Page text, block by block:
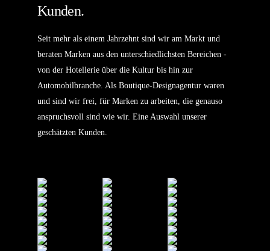
Kunden.
Seit mehr als einem Jahrzehnt sind wir am Markt und
beraten Marken aus den unterschiedlichsten Bereichen -
von der Hotellerie über die Kultur bis hin zur
Automobilbranche. Als Boutique-Designagentur waren
und sind wir frei, für Marken zu arbeiten, die genauso
anspruchsvoll sind wie wir. Eine Auswahl unserer
geschätzten Kunden.